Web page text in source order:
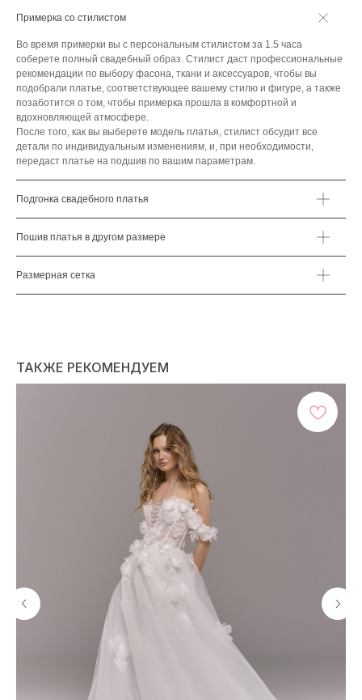
Примерка со стилистом
Во время примерки вы с персональным стилистом за 1.5 часа
соберете полный свадебный образ. Стилист даст профессиональные
рекомендации по выбору фасона, ткани и аксессуаров, чтобы вы
подобрали платье, соответствующее вашему стилю и фигуре, а также
позаботится о том, чтобы примерка прошла в комфортной и
вдохновляющей атмосфере.
После того, как вы выберете модель платья, стилист обсудит все
детали по индивидуальным изменениям, и, при необходимости,
передаст платье на подшив по вашим параметрам.
Подгонка свадебного платья
Пошив платья в другом размере
Размерная сетка
ТАКЖЕ РЕКОМЕНДУЕМ